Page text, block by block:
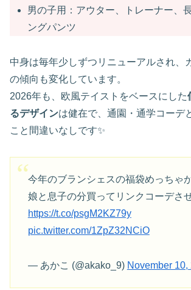
男の子用：アウター、トレーナー、
ングパンツ
中身は毎年少しずつリニューアルされ、
の傾向も変化しています。
2026年も、欧風テイストをベースにした
るデザインは健在で、通園・通学コーデ
こと間違いなしです✨
今年のブランシェスの福袋めっちゃ
娘と息子の分買ってリンクコーデさ
https://t.co/psgM2KZ79y
pic.twitter.com/1ZpZ32NCiO
— あかこ (@akako_9) November 10,